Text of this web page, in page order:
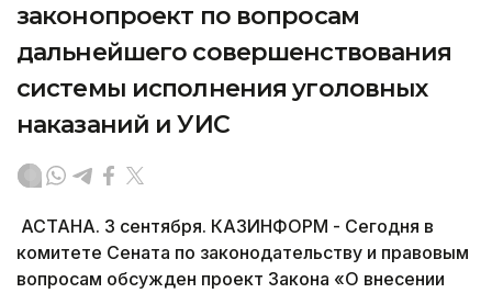
законопроект по вопросам
дальнейшего совершенствования
системы исполнения уголовных
наказаний и УИС
АСТАНА. 3 сентября. КАЗИНФОРМ - Сегодня в
комитете Сената по законодательству и правовым
вопросам обсужден проект Закона «О внесении